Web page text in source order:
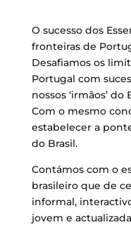
O sucesso dos
fronteiras de
Desafiamos os
Portugal com
nossos ‘irmãos’
Com o mesmo
estabelecer a
do Brasil.
Contámos com o
brasileiro que de
informal,
jovem e